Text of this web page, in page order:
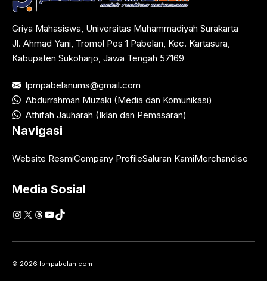
Griya Mahasiswa, Universitas Muhammadiyah Surakarta
Jl. Ahmad Yani, Tromol Pos 1 Pabelan, Kec. Kartasura,
Kabupaten Sukoharjo, Jawa Tengah 57169
lpmpabelanums@gmail.com
Abdurrahman Muzaki (Media dan Komunikasi)
Athifah Jauharah (Iklan dan Pemasaran)
Navigasi
Website ResmiCompany ProfileSaluran KamiMerchandise
Media Sosial
Instagram
X Threads
YouTube
TikTok
© 2026 lpmpabelan.com